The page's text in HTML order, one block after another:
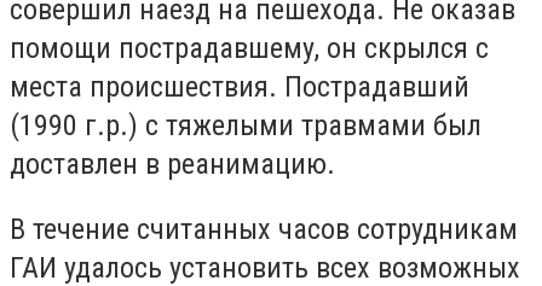
совершил наезд на пешехода. Не оказав
помощи пострадавшему, он скрылся с
места происшествия. Пострадавший
(1990 г.р.) с тяжелыми травмами был
доставлен в реанимацию.
В течение считанных часов сотрудникам
ГАИ удалось установить всех возможных